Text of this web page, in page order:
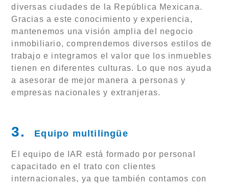
diversas ciudades de la República Mexicana.
Gracias a este conocimiento y experiencia,
mantenemos una visión amplia del negocio
inmobiliario, comprendemos diversos estilos de
trabajo e integramos el valor que los inmuebles
tienen en diferentes culturas. Lo que nos ayuda
a asesorar de mejor manera a personas y
empresas nacionales y extranjeras.
3. Equipo multilingüe
El equipo de IAR está formado por personal
capacitado en el trato con clientes
internacionales, ya que también contamos con